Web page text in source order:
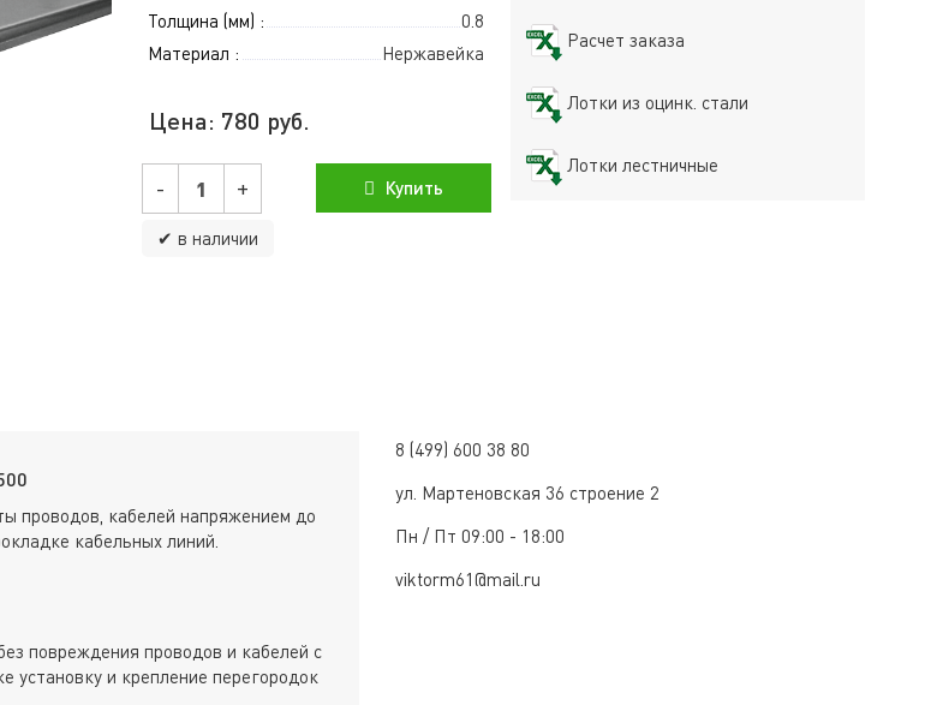
Толщина (мм) :
0.8
Материал :
Нержавейка
Цена: 780 руб.
- +
✔ в наличии
Купить
Расчет заказа
Лотки из оцинк. стали
Лотки лестничные
проводов, кабелей напряжением до
кабельных линий.
повреждения проводов и кабелей с
установку и крепление перегородок
8 (499) 600 38 80
ул. Мартеновская 36 строение 2
Пн / Пт 09:00 - 18:00
viktorm61@mail.ru